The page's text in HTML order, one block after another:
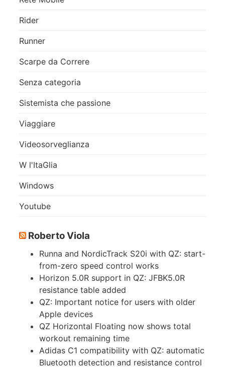
Rider
Runner
Scarpe da Correre
Senza categoria
Sistemista che passione
Viaggiare
Videosorveglianza
W l'ItaGlia
Windows
Youtube
Roberto Viola
Runna and NordicTrack S20i with QZ: start-
from-zero speed control works
Horizon 5.0R support in QZ: JFBK5.0R
resistance table added
QZ: Important notice for users with older
Apple devices
QZ Horizontal Floating now shows total
workout remaining time
Adidas C1 compatibility with QZ: automatic
Bluetooth detection and resistance control